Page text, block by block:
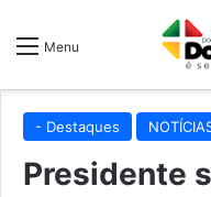
Menu
- Destaques
Presidente